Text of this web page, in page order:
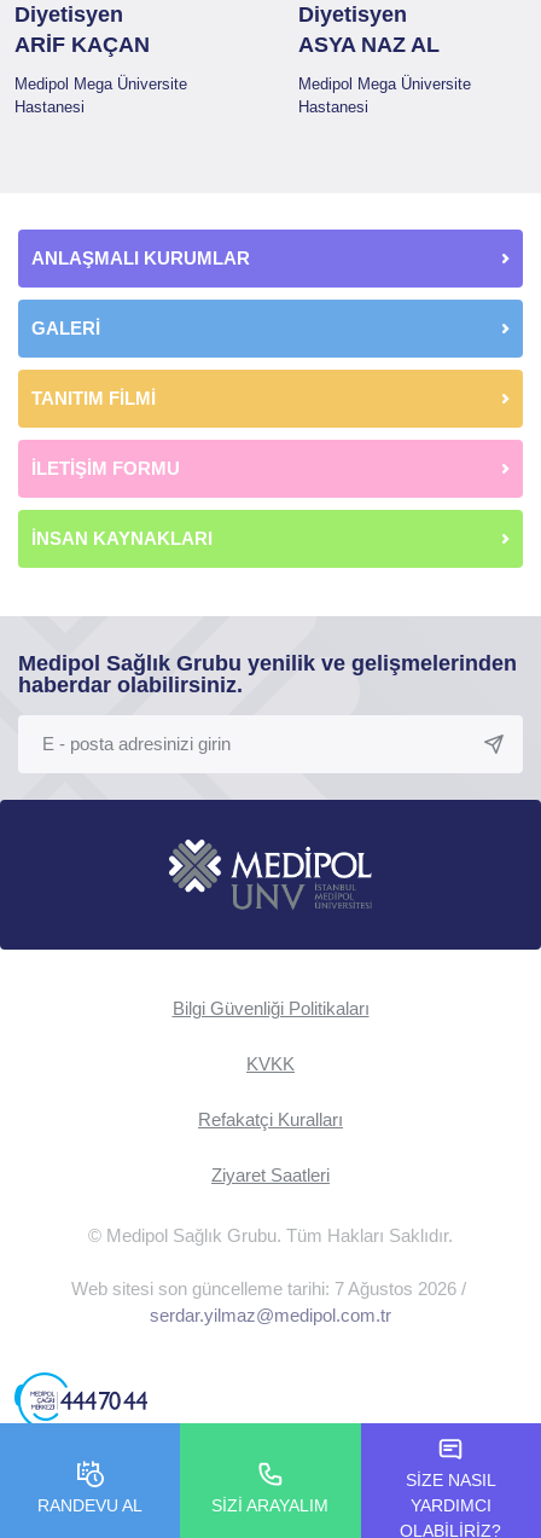
Diyetisyen
ARİF KAÇAN
Medipol Mega Üniversite
Hastanesi
Diyetisyen
ASYA NAZ AL
Medipol Mega Üniversite
Hastanesi
ANLAŞMALI KURUMLAR
GALERİ
TANITIM FİLMİ
İLETİŞİM FORMU
İNSAN KAYNAKLARI
Medipol Sağlık Grubu yenilik ve gelişmelerinden
haberdar olabilirsiniz.
Bilgi Güvenliği Politikaları
KVKK
Refakatçi Kuralları
Ziyaret Saatleri
© Medipol Sağlık Grubu. Tüm Hakları Saklıdır.
Web sitesi son güncelleme tarihi: 7 Ağustos 2026 /
serdar.yilmaz@medipol.com.tr
RANDEVU AL SİZİ ARAYALIM
SİZE NASIL
YARDIMCI
OLABİLİRİZ?